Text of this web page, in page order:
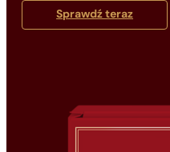
Sprawdź teraz